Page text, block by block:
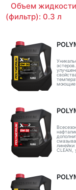
Объем
(фильтр): 0.3 л
моющие
CLEAN,